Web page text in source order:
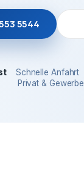
5544
Schnelle Anfahrt
Privat & Gewerbe